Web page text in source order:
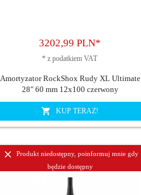
3202,99 PLN*
*z podatkiem VAT
Amortyzator RockShox Rudy XL Ultimate
28" 60 mm 12x100 czerwony
KUP TERAZ!
Produkt niedostępny, poinformuj mnie gdy
będzie dostępny